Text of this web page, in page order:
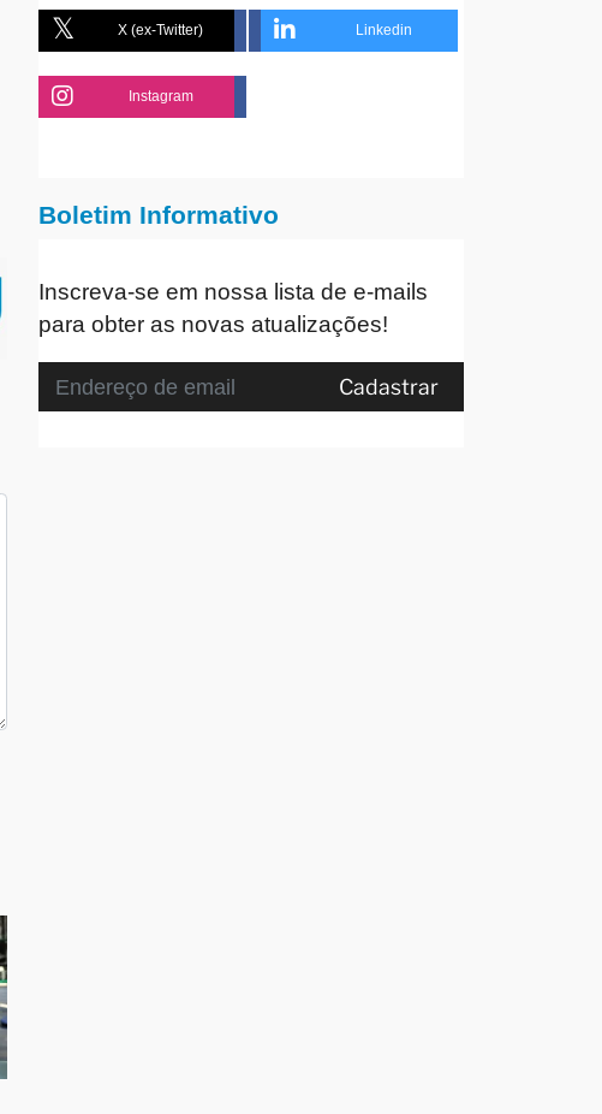
X (ex-Twitter) Linkedin
Instagram
Boletim Informativo
Inscreva-se em nossa lista de e-mails
para obter as novas atualizações!
Cadastrar